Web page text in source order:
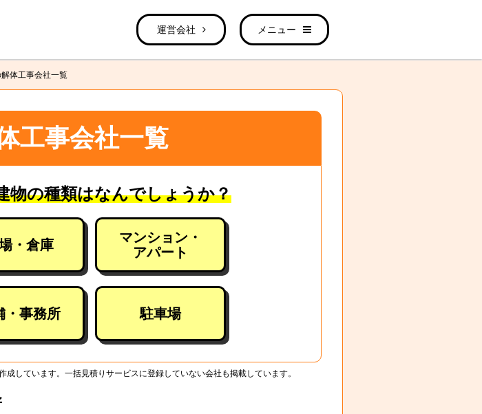
運営会社 メニュー
体工事会社一覧
工事会社一覧
物の種類はなんでしょうか？
・倉庫
マンション・
アパート
・事務所 駐車場
しています。一括見積りサービスに登録していない会社も掲載しています。